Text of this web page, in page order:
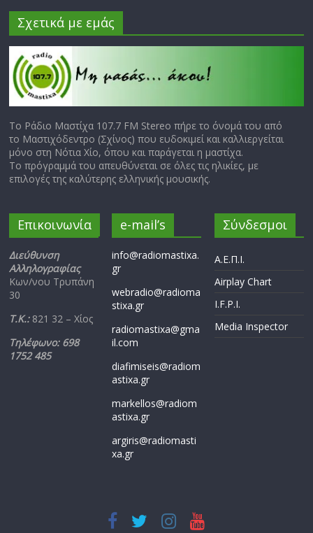
Σχετικά με εμάς
Το Ράδιο Μαστίχα 107.7 FM Stereo πήρε το όνομά του από
το Μαστιχόδεντρο (Σχίνος) που ευδοκιμεί και καλλιεργείται
μόνο στη Νότια Χίο, όπου και παράγεται η μαστίχα.
Το πρόγραμμά του απευθύνεται σε όλες τις ηλικίες, με
επιλογές της καλύτερης ελληνικής μουσικής.
Επικοινωνία
Διεύθυνση
Αλληλογραφίας
Κων/νου Τρυπάνη
30
Τ.Κ.: 821 32 – Χίος
Τηλέφωνο: 698
1752 485
e-mail’s
info@radiomastixa.
gr
webradio@radioma
stixa.gr
radiomastixa@gma
il.com
diafimiseis@radiom
astixa.gr
markellos@radiom
astixa.gr
argiris@radiomasti
xa.gr
Σύνδεσμοι
Α.Ε.Π.Ι.
Airplay Chart
I.F.P.I.
Media Inspector